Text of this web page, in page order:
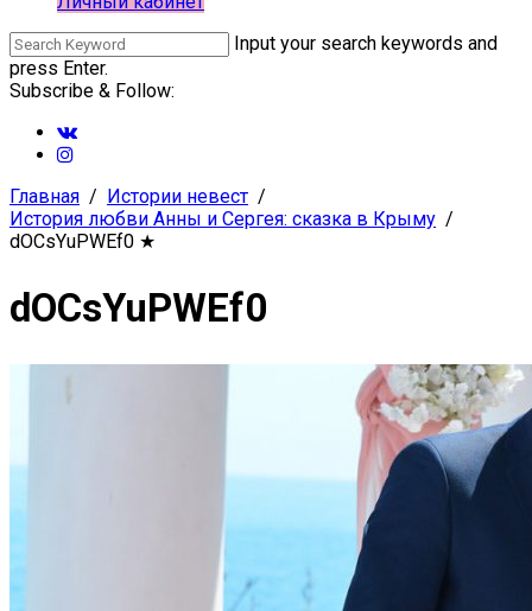
Input your search keywords and
press Enter.
Subscribe & Follow:
Главная
Истории невест
История любви Анны и Сергея: сказка в Крыму
dOCsYuPWEf0 ★
dOCsYuPWEf0